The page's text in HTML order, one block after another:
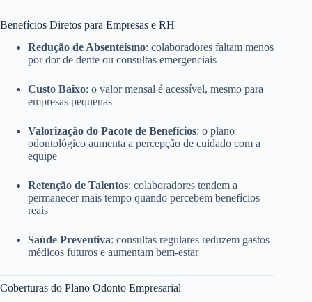
Benefícios Diretos para Empresas e RH
Redução de Absenteísmo: colaboradores faltam menos
por dor de dente ou consultas emergenciais
Custo Baixo: o valor mensal é acessível, mesmo para
empresas pequenas
Valorização do Pacote de Benefícios: o plano
odontológico aumenta a percepção de cuidado com a
equipe
Retenção de Talentos: colaboradores tendem a
permanecer mais tempo quando percebem benefícios
reais
Saúde Preventiva: consultas regulares reduzem gastos
médicos futuros e aumentam bem-estar
Coberturas do Plano Odonto Empresarial